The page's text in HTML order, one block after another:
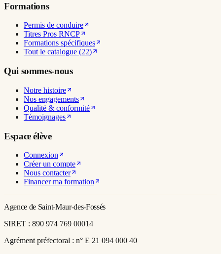
Formations
Permis de conduire
Titres Pros RNCP
Formations spécifiques
Tout le catalogue (22)
Qui sommes-nous
Notre histoire
Nos engagements
Qualité & conformité
Témoignages
Espace élève
Connexion
Créer un compte
Nous contacter
Financer ma formation
Agence de Saint-Maur-des-Fossés
SIRET : 890 974 769 00014
Agrément préfectoral : n° E 21 094 000 40